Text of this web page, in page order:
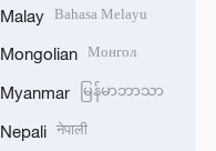
Malay Bahasa Melayu
Mongolian Монгол
Myanmar မြန်မာဘာသာ
Nepali नेपाली